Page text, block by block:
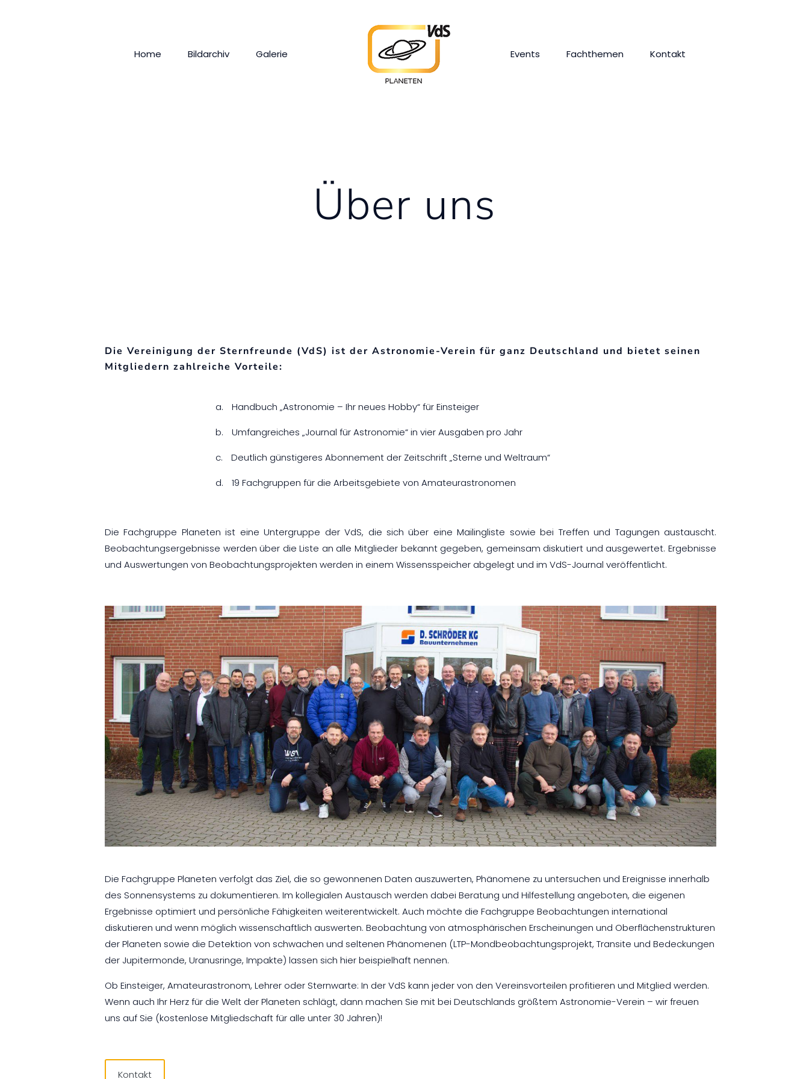
Home Bildarchiv Galerie Events Fachthemen Kontakt
Über uns
Die Vereinigung der Sternfreunde (VdS) ist der Astronomie-Verein für ganz Deutschland und bietet seinen
Mitgliedern zahlreiche Vorteile:
a.
Handbuch „Astronomie – Ihr neues Hobby“ für Einsteiger
b.
Umfangreiches „Journal für Astronomie“ in vier Ausgaben pro Jahr
c.
Deutlich günstigeres Abonnement der Zeitschrift „Sterne und Weltraum“
d.
19 Fachgruppen für die Arbeitsgebiete von Amateurastronomen
Die Fachgruppe Planeten ist eine Untergruppe der VdS, die sich über eine Mailingliste sowie bei Treffen und Tagungen austauscht.
Beobachtungsergebnisse werden über die Liste an alle Mitglieder bekannt gegeben, gemeinsam diskutiert und ausgewertet. Ergebnisse
und Auswertungen von Beobachtungsprojekten werden in einem Wissensspeicher abgelegt und im VdS-Journal veröffentlicht.
Die Fachgruppe Planeten verfolgt das Ziel, die so gewonnenen Daten auszuwerten, Phänomene zu untersuchen und Ereignisse innerhalb
des Sonnensystems zu dokumentieren. Im kollegialen Austausch werden dabei Beratung und Hilfestellung angeboten, die eigenen
Ergebnisse optimiert und persönliche Fähigkeiten weiterentwickelt. Auch möchte die Fachgruppe Beobachtungen international
diskutieren und wenn möglich wissenschaftlich auswerten. Beobachtung von atmosphärischen Erscheinungen und Oberflächenstrukturen
der Planeten sowie die Detektion von schwachen und seltenen Phänomenen (LTP-Mondbeobachtungsprojekt, Transite und Bedeckungen
der Jupitermonde, Uranusringe, Impakte) lassen sich hier beispielhaft nennen.
Ob Einsteiger, Amateurastronom, Lehrer oder Sternwarte: In der VdS kann jeder von den Vereinsvorteilen profitieren und Mitglied werden.
Wenn auch Ihr Herz für die Welt der Planeten schlägt, dann machen Sie mit bei Deutschlands größtem Astronomie-Verein – wir freuen
uns auf Sie (kostenlose Mitgliedschaft für alle unter 30 Jahren)!
Kontakt